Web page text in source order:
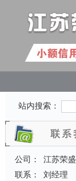
站内搜索：
公司：
江苏荣
联系：
刘经理